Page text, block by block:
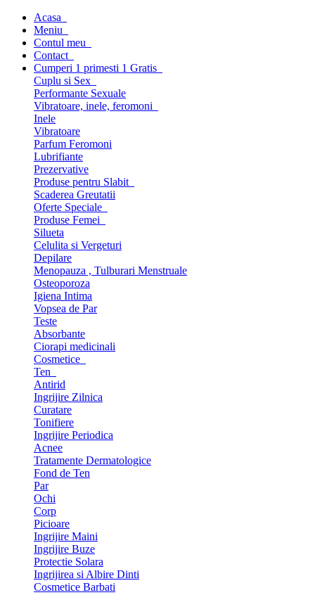
Acasa
Meniu
Contul meu
Contact
Cumperi 1 primesti 1 Gratis
Cuplu si Sex
Performante Sexuale
Vibratoare, inele, feromoni
Inele
Vibratoare
Parfum Feromoni
Lubrifiante
Prezervative
Produse pentru Slabit
Scaderea Greutatii
Oferte Speciale
Produse Femei
Silueta
Celulita si Vergeturi
Depilare
Menopauza , Tulburari Menstruale
Osteoporoza
Igiena Intima
Vopsea de Par
Teste
Absorbante
Ciorapi medicinali
Cosmetice
Ten
Antirid
Ingrijire Zilnica
Curatare
Tonifiere
Ingrijire Periodica
Acnee
Tratamente Dermatologice
Fond de Ten
Par
Ochi
Corp
Picioare
Ingrijire Maini
Ingrijire Buze
Protectie Solara
Ingrijirea si Albire Dinti
Cosmetice Barbati